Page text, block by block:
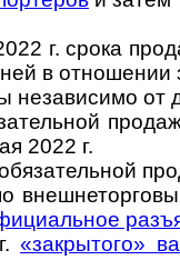
г. срока
в
неза­ви­симо от
2022 г.
«закрытого»